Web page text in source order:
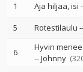
1 Aja hiljaa, isi
5
Rotestilaulu
6
Hyvin
--Johnny